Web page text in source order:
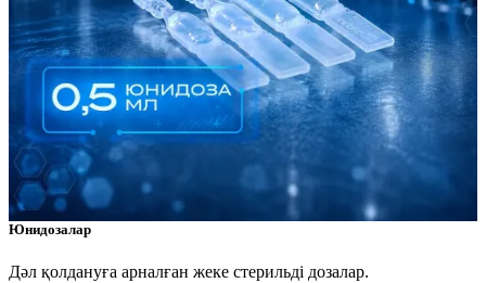
Юнидозалар
Дәл қолдануға арналған жеке стерильді дозалар.